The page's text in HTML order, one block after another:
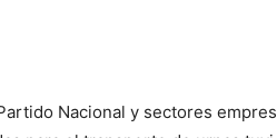
Nacional y sectores